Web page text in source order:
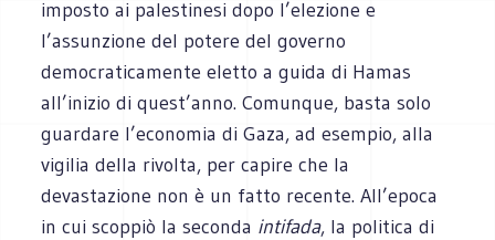
imposto ai palestinesi dopo l’elezione e
l’assunzione del potere del governo
democraticamente eletto a guida di Hamas
all’inizio di quest’anno. Comunque, basta solo
guardare l’economia di Gaza, ad esempio, alla
vigilia della rivolta, per capire che la
devastazione non è un fatto recente. All’epoca
in cui scoppiò la seconda intifada, la politica di